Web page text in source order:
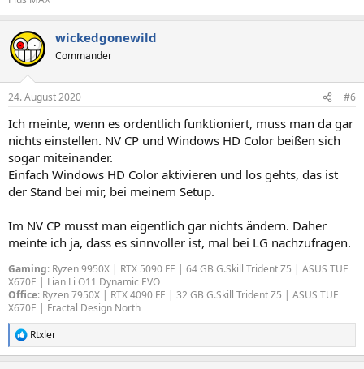
wickedgonewild
Commander
24. August 2020 #6
Ich meinte, wenn es ordentlich funktioniert, muss man da gar
nichts einstellen. NV CP und Windows HD Color beißen sich
sogar miteinander.
Einfach Windows HD Color aktivieren und los gehts, das ist
der Stand bei mir, bei meinem Setup.
Im NV CP musst man eigentlich gar nichts ändern. Daher
meinte ich ja, dass es sinnvoller ist, mal bei LG nachzufragen.
Gaming: Ryzen 9950X | RTX 5090 FE | 64 GB G.Skill Trident Z5 | ASUS TUF
X670E | Lian Li O11 Dynamic EVO
Office: Ryzen 7950X | RTX 4090 FE | 32 GB G.Skill Trident Z5 | ASUS TUF
X670E | Fractal Design North
R
e
Rtxler